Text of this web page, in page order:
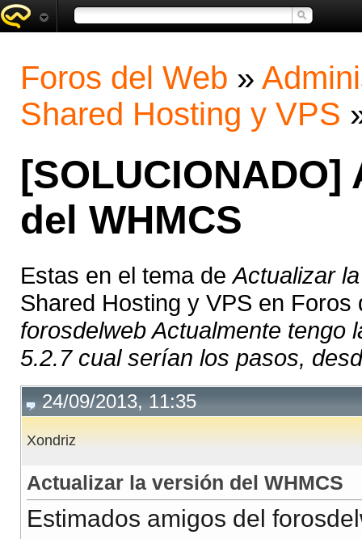
Foros del Web »
Shared Hosting y VPS
del WHMCS
Estas en el tema deActualizar
Shared Hosting y VPS en
forosdelweb Actualmente tengo
5.2.7 cual serían los pasos,
24/09/2013, 11:35
Xondriz
Actualizar la versión del WHMCS
Estimados amigos del